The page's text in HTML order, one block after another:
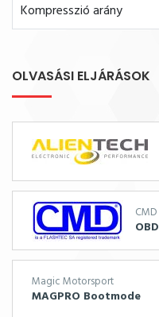
Kompresszió arány
OLVASÁSI ELJÁRÁSOK
CMD
OBD
Magic Motorsport
MAGPRO Bootmode